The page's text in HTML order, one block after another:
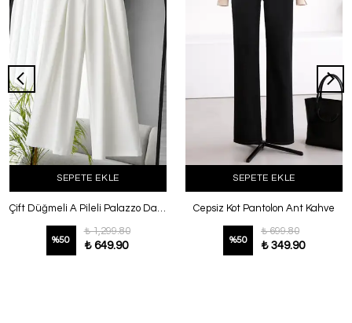
SEPETE EKLE
Çift Düğmeli A Pileli Palazzo Dabıl Pantolon Ekru
%50
₺ 1,299.80
₺ 649.90
SEPETE EKLE
Cepsiz Kot Pantolon Ant Kahve
%50
₺ 699.80
₺ 349.90